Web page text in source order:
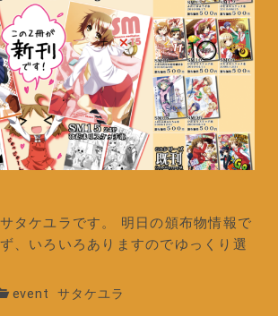
タケユラです。 明日の頒布物情報で
、いろいろありますのでゆっくり選
event サタケユラ